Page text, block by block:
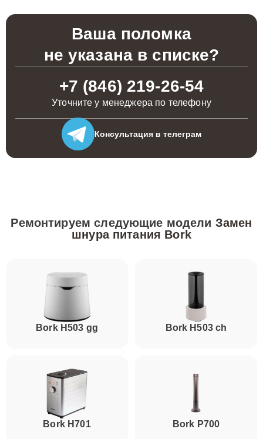
Ваша поломка
не указана в списке?
+7 (846) 219-26-54
Уточните у менеджера по телефону
Консультация в телеграм
Ремонтируем следующие модели Замен
шнура питания Bork
Bork H503 gg Bork H503 ch
Bork H701 Bork P700